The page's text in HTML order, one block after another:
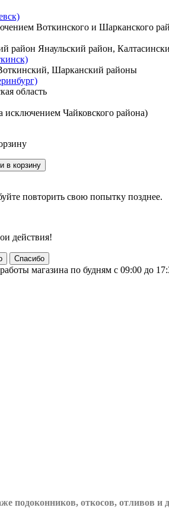
Воткинского и Шарканского
район Янаульский район,
Шарканский районы
область
исключением Чайковского района)
повторить свою попытку позднее.
действия!
Спасибо
магазина по будням с 09:00 до
подоконников, откосов, отливов и